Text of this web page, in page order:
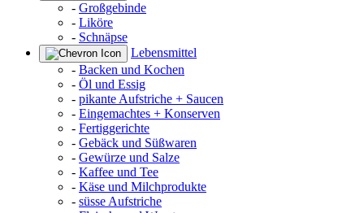
- Großgebinde
- Liköre
- Schnäpse
Lebensmittel
- Backen und Kochen
- Öl und Essig
- pikante Aufstriche + Saucen
- Eingemachtes + Konserven
- Fertiggerichte
- Gebäck und Süßwaren
- Gewürze und Salze
- Kaffee und Tee
- Käse und Milchprodukte
- süsse Aufstriche